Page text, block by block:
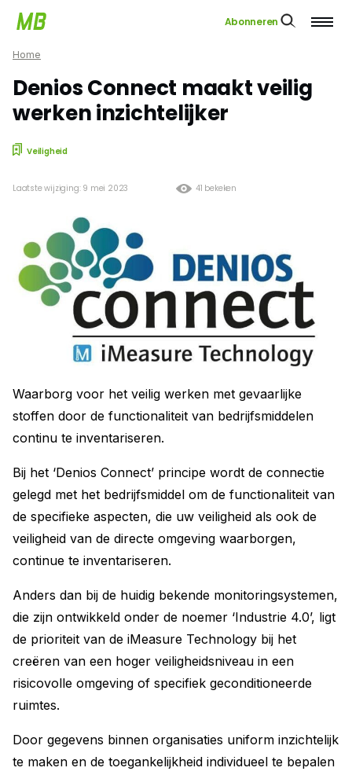
Abonneren
Home
Denios Connect maakt veilig
werken inzichtelijker
Veiligheid
41 bekeken
Laatste wijziging: 9 mei 2023
Waarborg voor het veilig werken met gevaarlijke
stoffen door de functionaliteit van bedrijfsmiddelen
continu te inventariseren.
Bij het ‘Denios Connect’ principe wordt de connectie
gelegd met het bedrijfsmiddel om de functionaliteit van
de specifieke aspecten, die uw veiligheid als ook de
veiligheid van de directe omgeving waarborgen,
continue te inventariseren.
Anders dan bij de huidig bekende monitoringsystemen,
die zijn ontwikkeld onder de noemer ‘Industrie 4.0’, ligt
de prioriteit van de iMeasure Technology bij het
creëren van een hoger veiligheidsniveau in een
risicovolle omgeving of specifiek geconditioneerde
ruimtes.
Door gegevens binnen organisaties uniform inzichtelijk
te maken en de toegankelijkheid individueel te bepalen